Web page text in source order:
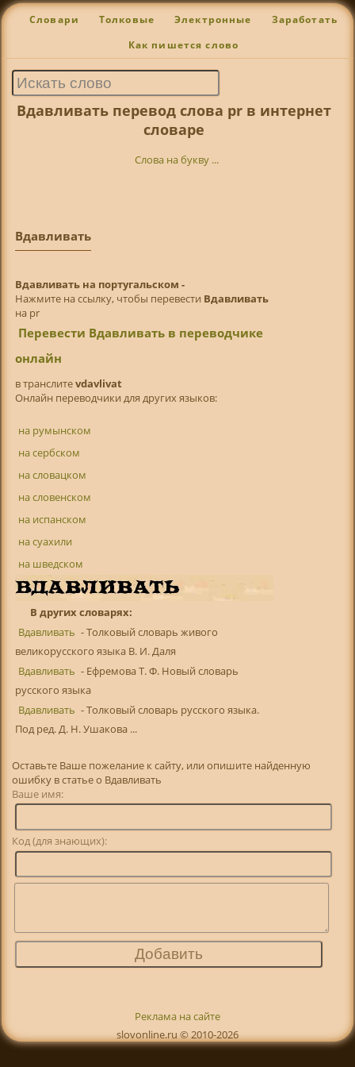
Словари Толковые Электронные Заработать
Как пишется слово
Вдавливать перевод слова pr в интернет
словаре
Слова на букву ...
Вдавливать
Вдавливать на португальском -
Нажмите на ссылку, чтобы перевести Вдавливать
на pr
Перевести Вдавливать в переводчике
онлайн
в транслитevdavlivat
Онлайн переводчики для других языков:
на румынском
на сербском
на словацком
на словенском
на испанском
на суахили
на шведском
В других словарях:
Вдавливать - Толковый словарь живого
великорусского языка В. И. Даля
Вдавливать - Ефремова Т. Ф. Новый словарь
русского языка
Вдавливать - Толковый словарь русского языка.
Под ред. Д. Н. Ушакова ...
Оставьте Ваше пожелание к сайту, или опишите найденную
ошибку в статье о Вдавливать
Ваше имя:
Код (для знающих):
Реклама на сайте
slovonline.ru © 2010-2026